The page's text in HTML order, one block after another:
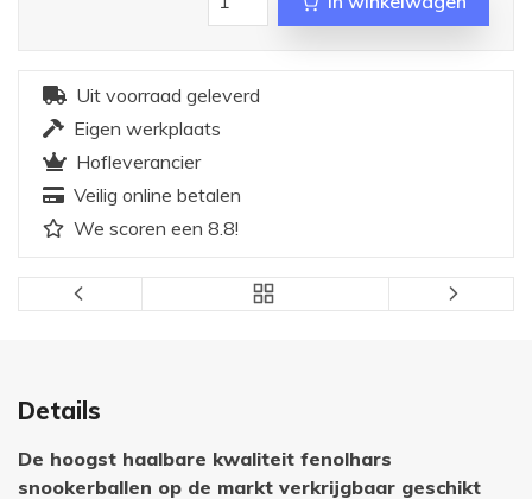
Uit voorraad geleverd
Eigen werkplaats
Hofleverancier
Veilig online betalen
We scoren een 8.8!
Details
De hoogst haalbare kwaliteit fenolhars
snookerballen op de markt verkrijgbaar geschikt